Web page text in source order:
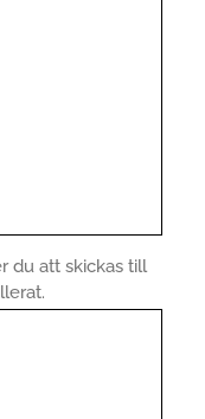
du att skickas till